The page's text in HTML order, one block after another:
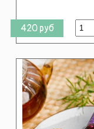
420 руб